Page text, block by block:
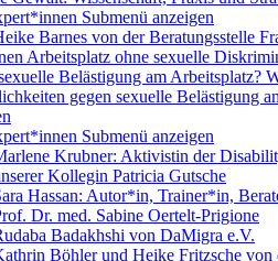
Submenü anzeigen
Barnes von der Beratungsstelle
Arbeitsplatz ohne sexuelle
Belästigung am Arbeitsplatz?
gegen sexuelle Belästigung
Submenü anzeigen
Krubner: Aktivistin der
Kollegin Patricia Gutsche
Hassan: Autor*in, Trainer*in,
Dr. med. Sabine Oertelt-Prigione
Badakhshi von DaMigra e.V.
Böhler und Heike Fritzsche von